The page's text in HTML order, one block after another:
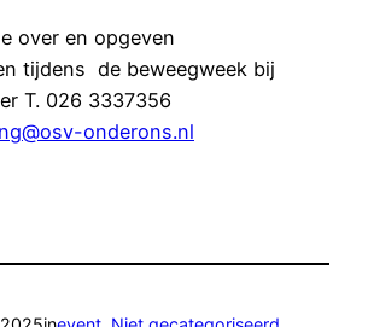
over en opgeven
tijdens de beweegweek bij
T. 026 3337356
onderons.nl